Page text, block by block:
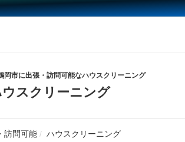
岡市に出張・訪問可能なハウスクリーニング
スクリーニング
訪問可能 ハウスクリーニング